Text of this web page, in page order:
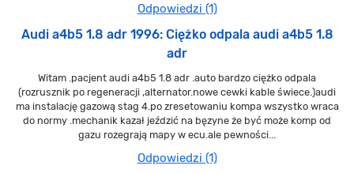
Odpowiedzi (1)
Audi a4b5 1.8 adr 1996: Ciężko odpala audi a4b5 1.8
adr
Witam .pacjent audi a4b5 1.8 adr .auto bardzo ciężko odpala
(rozrusznik po regeneracji ,alternator.nowe cewki kable świece.)audi
ma instalację gazową stag 4.po zresetowaniu kompa wszystko wraca
do normy .mechanik kazał jeździć na bęzyne że być może komp od
gazu rozegrają mapy w ecu.ale pewności...
Odpowiedzi (1)